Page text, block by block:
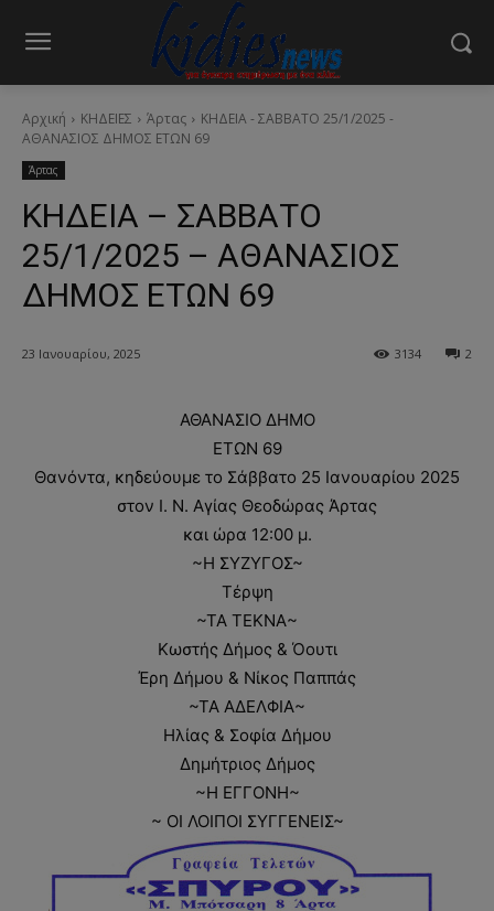
Αρχική ΚΗΔΕΙΕΣ Άρτας
ΚΗΔΕΙΑ - ΣΑΒΒΑΤΟ 25/1/2025 -
ΑΘΑΝΑΣΙΟΣ ΔΗΜΟΣ ΕΤΩΝ 69
Άρτας
ΚΗΔΕΙΑ – ΣΑΒΒΑΤΟ
25/1/2025 – ΑΘΑΝΑΣΙΟΣ
ΔΗΜΟΣ ΕΤΩΝ 69
23 Ιανουαρίου, 2025 2
3134
ΑΘΑΝΑΣΙΟ ΔΗΜΟ
ΕΤΩΝ 69
Θανόντα, κηδεύουμε το Σάββατο 25 Ιανουαρίου 2025
στον Ι. Ν. Αγίας Θεοδώρας Άρτας
και ώρα 12:00 μ.
~Η ΣΥΖΥΓΟΣ~
Τέρψη
~ΤΑ ΤΕΚΝΑ~
Κωστής Δήμος & Όουτι
Έρη Δήμου & Νίκος Παππάς
~ΤΑ ΑΔΕΛΦΙΑ~
Ηλίας & Σοφία Δήμου
Δημήτριος Δήμος
~Η ΕΓΓΟΝΗ~
~ ΟΙ ΛΟΙΠΟΙ ΣΥΓΓΕΝΕΙΣ~